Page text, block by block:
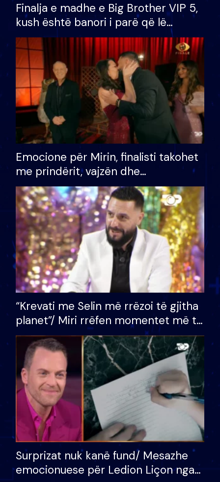
Finalja e madhe e Big Brother VIP 5,
kush është banori i parë që lë
shtëpinë dhe humb mundësinë për
të fituar çmimin e madh
Emocione për Mirin, finalisti takohet
me prindërit, vajzën dhe
bashkëshorten: S’kemi ndonjë letër
divorci apo jo?
“Krevati me Selin më rrëzoi të gjitha
planet”/ Miri rrëfen momentet më të
bukura në shtëpinë e BB VIP: Do më
mungojë zilja e mëngjesit kur…
Surprizat nuk kanë fund/ Mesazhe
emocionuese për Ledion Liçon nga